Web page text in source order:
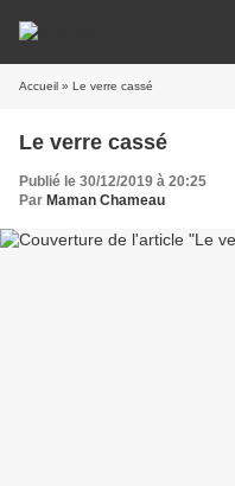
Accueil » Le verre cassé
Le verre cassé
Publié le 30/12/2019 à 20:25
Par Maman Chameau